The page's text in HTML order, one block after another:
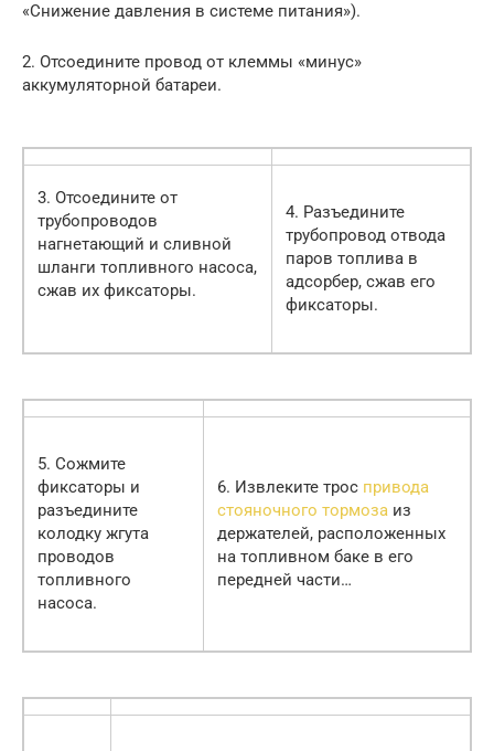
«Снижение давления в системе питания»).
2. Отсоедините провод от клеммы «минус»
аккумуляторной батареи.
3. Отсоедините от
трубопроводов
нагнетающий и сливной
шланги топливного насоса,
сжав их фиксаторы.
4. Разъедините
трубопровод отвода
паров топлива в
адсорбер, сжав его
фиксаторы.
5. Сожмите
фиксаторы и
разъедините
колодку жгута
проводов
топливного
насоса.
6. Извлеките трос привода
стояночного тормоза из
держателей, расположенных
на топливном баке в его
передней части…